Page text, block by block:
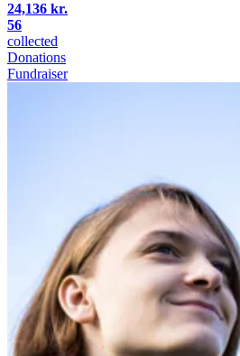
24,136 kr.
56
collected
Donations
Fundraiser